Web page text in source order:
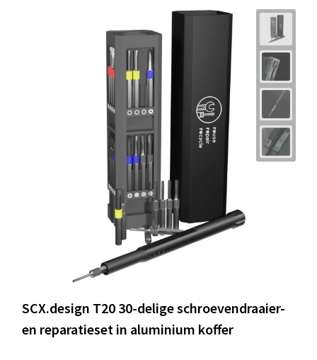
SCX.design T20 30-delige schroevendraaier-
en reparatieset in aluminium koffer